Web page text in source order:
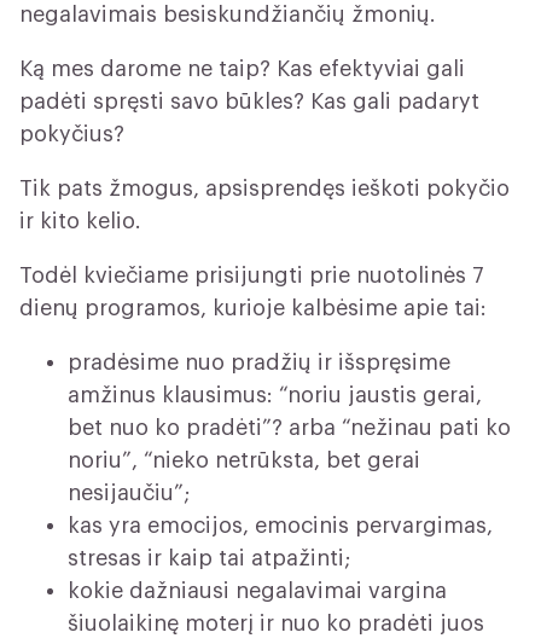
negalavimais besiskundžiančių žmonių.
Ką mes darome ne taip? Kas efektyviai gali
padėti spręsti savo būkles? Kas gali padaryt
pokyčius?
Tik pats žmogus, apsisprendęs ieškoti pokyčio
ir kito kelio.
Todėl kviečiame prisijungti prie nuotolinės 7
dienų programos, kurioje kalbėsime apie tai:
pradėsime nuo pradžių ir išspręsime
amžinus klausimus: “noriu jaustis gerai,
bet nuo ko pradėti”? arba “nežinau pati ko
noriu”, “nieko netrūksta, bet gerai
nesijaučiu”;
kas yra emocijos, emocinis pervargimas,
stresas ir kaip tai atpažinti;
kokie dažniausi negalavimai vargina
šiuolaikinę moterį ir nuo ko pradėti juos